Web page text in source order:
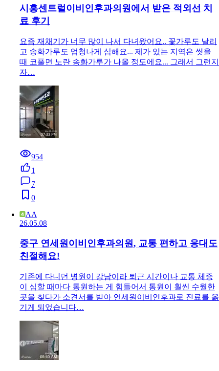
시흥센트럴이비인후과의원에서 받은 적외선 치
료 후기
요즘 재채기가 너무 많이 나서 다녀왔어요.. 꽃가루도 날리
고 송화가루도 엄청나게 심해요... 제가 있는 지역은 씻을
때 코풀면 노란 송화가루가 나올 정도에요... 그래서 그런지
자…
954
1
7
0
AA
26.05.08
중구 연세원이비인후과의원, 교통 편하고 응대도
친절해요!
기존에 다니던 병원이 강남이라 퇴근 시간이나 교통 체증
이 심할 때마다 통원하는 게 힘들어서 통원이 훨씬 수월한
곳을 찾다가 소견서를 받아 연세원이비인후과로 진료를 옮
기게 되었습니다…